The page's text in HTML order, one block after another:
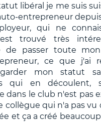
libéral je me suis
entrepreneur
qui ne
trouvé très
de passer toute
ce que j'ai
mon statut
qui en découlent,
dans le club n'est pas
collègue qui n'a pas vu
et ça a créé